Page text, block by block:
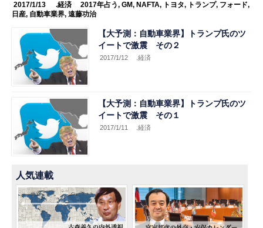
2017/1/13 .経済 2017年占う, GM, NAFTA, トヨタ, トランプ, フォード,
日産, 自動車業界,遠藤功治
【大予測：自動車業界】トランプ氏のツ
イートで激震 その２
2017/1/12 .経済
【大予測：自動車業界】トランプ氏のツ
イートで激震 その１
2017/1/11 .経済
人気連載